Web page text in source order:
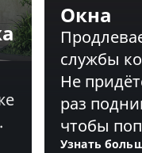
Окна
службы
Не
раз
чтобы
Узнать